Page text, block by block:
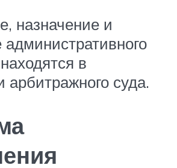
назначение и
административного
в
арбитражного суда.